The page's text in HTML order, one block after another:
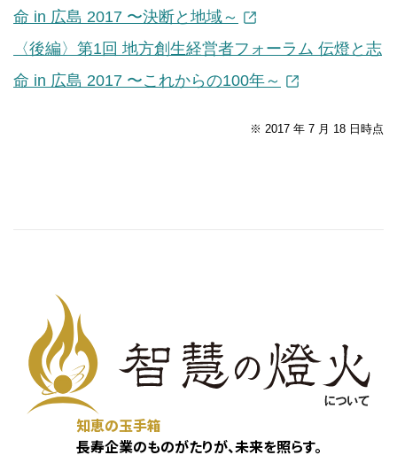
命 in 広島 2017 〜決断と地域～
〈後編〉第1回 地方創生経営者フォーラム 伝燈と志
命 in 広島 2017 〜これからの100年～
※ 2017 年 7 月 18 日時点
知恵の玉手箱
長寿企業のものがたりが、未来を照らす。